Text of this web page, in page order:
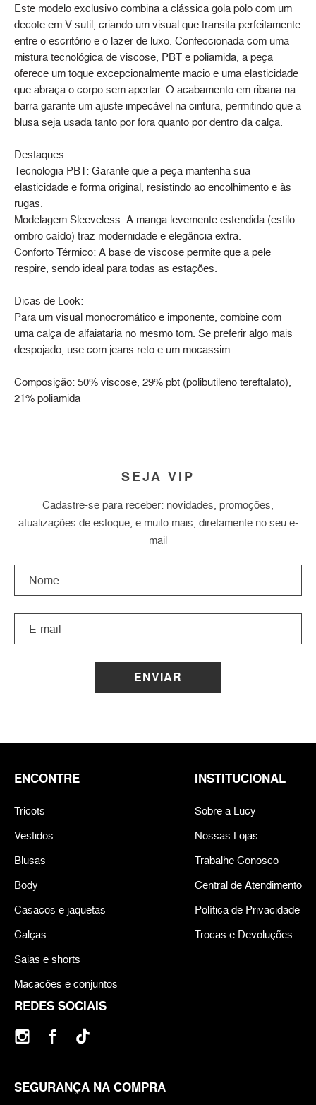
Este modelo exclusivo combina a clássica gola polo com um
decote em V sutil, criando um visual que transita perfeitamente
entre o escritório e o lazer de luxo. Confeccionada com uma
mistura tecnológica de viscose, PBT e poliamida, a peça
oferece um toque excepcionalmente macio e uma elasticidade
que abraça o corpo sem apertar. O acabamento em ribana na
barra garante um ajuste impecável na cintura, permitindo que a
blusa seja usada tanto por fora quanto por dentro da calça.
Destaques:
Tecnologia PBT: Garante que a peça mantenha sua
elasticidade e forma original, resistindo ao encolhimento e às
rugas.
Modelagem Sleeveless: A manga levemente estendida (estilo
ombro caído) traz modernidade e elegância extra.
Conforto Térmico: A base de viscose permite que a pele
respire, sendo ideal para todas as estações.
Dicas de Look:
Para um visual monocromático e imponente, combine com
uma calça de alfaiataria no mesmo tom. Se preferir algo mais
despojado, use com jeans reto e um mocassim.
Composição: 50% viscose, 29% pbt (polibutileno tereftalato),
21% poliamida
SEJA VIP
Cadastre-se para receber: novidades, promoções,
atualizações de estoque, e muito mais, diretamente no seu e-
mail
ENVIAR
REDES SOCIAIS
SEGURANÇA NA COMPRA
ENCONTRE
Tricots
Vestidos
Blusas
Body
Casacos e jaquetas
Calças
Saias e shorts
Macacões e conjuntos
INSTITUCIONAL
Sobre a Lucy
Nossas Lojas
Trabalhe Conosco
Central de Atendimento
Política de Privacidade
Trocas e Devoluções